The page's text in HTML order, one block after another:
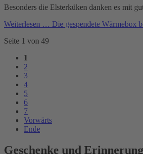
Besonders die Elsterküken danken es mit
Weiterlesen … Die gespendete Wärmebox
Seite 1 von 49
1
2
3
4
5
6
7
Vorwärts
Ende
Geschenke und